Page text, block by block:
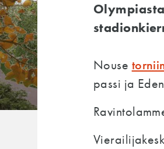
Nouse
passi ja